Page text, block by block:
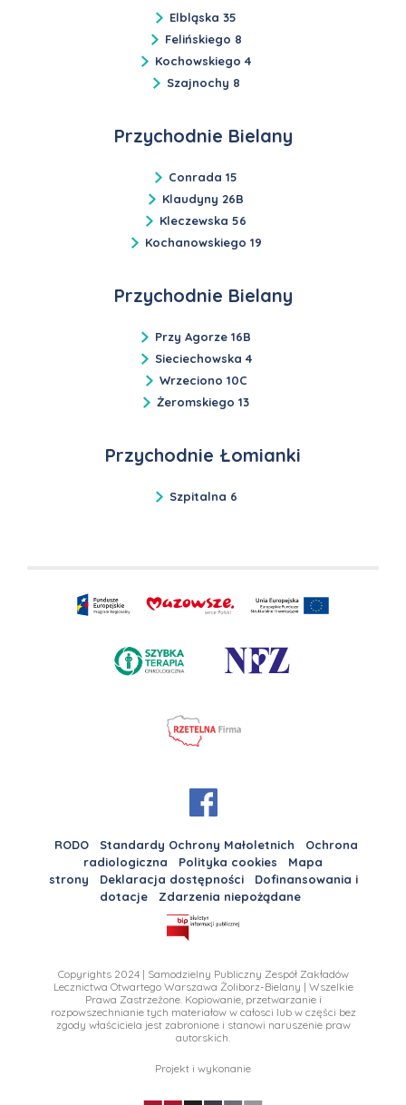
Elbląska 35
Felińskiego 8
Kochowskiego 4
Szajnochy 8
Przychodnie Bielany
Conrada 15
Klaudyny 26B
Kleczewska 56
Kochanowskiego 19
Przychodnie Bielany
Przy Agorze 16B
Sieciechowska 4
Wrzeciono 10C
Żeromskiego 13
Przychodnie Łomianki
Szpitalna 6
RODO Standardy Ochrony Małoletnich
Ochrona
radiologiczna
Polityka cookies
Mapa
strony
Deklaracja dostępności
Dofinansowania i
dotacje
Zdarzenia niepożądane
Copyrights 2024 | Samodzielny Publiczny Zespół Zakładów
Lecznictwa Otwartego Warszawa Żoliborz-Bielany | Wszelkie
Prawa Zastrzeżone. Kopiowanie, przetwarzanie i
rozpowszechnianie tych materiałow w całosci lub w części bez
zgody właściciela jest zabronione i stanowi naruszenie praw
autorskich.
Projekt i wykonanie